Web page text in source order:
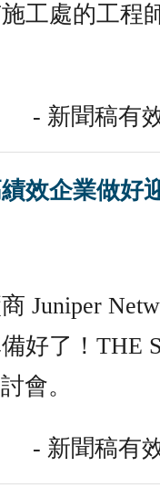
工處的工程
- 新聞稿有
效企業做好
Juniper
好了！THE
會。
- 新聞稿有